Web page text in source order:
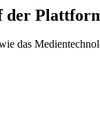
der
das